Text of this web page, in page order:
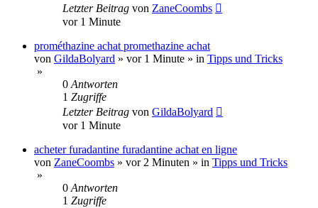
Letzter Beitrag von ZaneCoombs
vor 1 Minute
prométhazine achat promethazine achat
von GildaBolyard » vor 1 Minute » in Tipps und Tricks
»
0 Antworten
1 Zugriffe
Letzter Beitrag von GildaBolyard
vor 1 Minute
acheter furadantine furadantine achat en ligne
von ZaneCoombs » vor 2 Minuten » in Tipps und Tricks
»
0 Antworten
1 Zugriffe